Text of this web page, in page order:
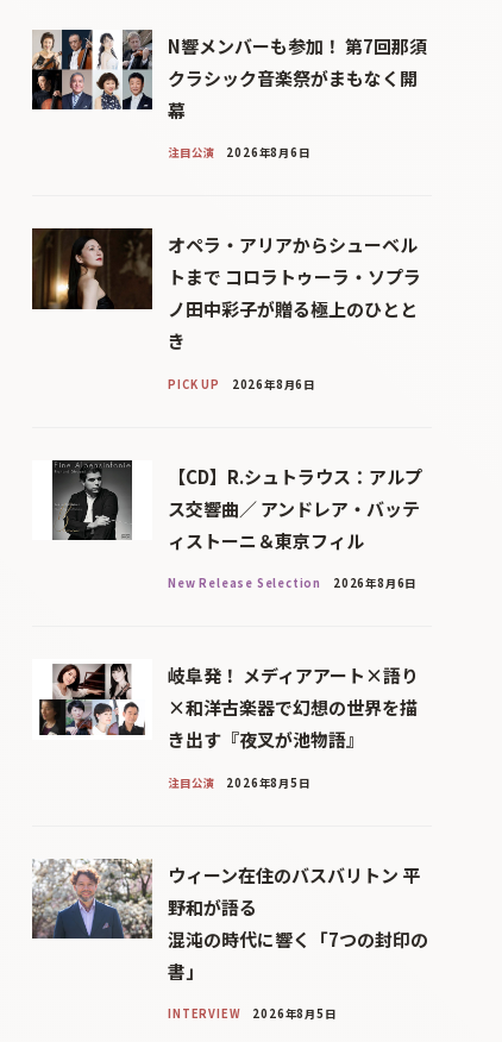
N響メンバーも参加！ 第7回那須
クラシック音楽祭がまもなく開
幕
注目公演 2026年8月6日
オペラ・アリアからシューベル
トまで コロラトゥーラ・ソプラ
ノ田中彩子が贈る極上のひとと
き
PICK UP 2026年8月6日
【CD】R.シュトラウス：アルプ
ス交響曲／ アンドレア・バッテ
ィストーニ＆東京フィル
New Release Selection 2026年8月6日
岐阜発！ メディアアート×語り
×和洋古楽器で幻想の世界を描
き出す『夜叉が池物語』
注目公演 2026年8月5日
ウィーン在住のバスバリトン 平
野和が語る
混沌の時代に響く「7つの封印の
書」
INTERVIEW 2026年8月5日